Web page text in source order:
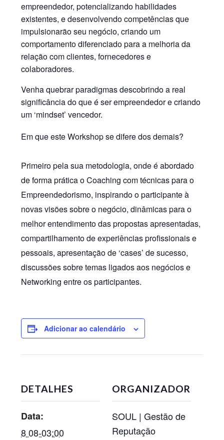
empreendedor, potencializando habilidades
existentes, e desenvolvendo competências que
impulsionarão seu negócio, criando um
comportamento diferenciado para a melhoria da
relação com clientes, fornecedores e
colaboradores.
Venha quebrar paradigmas descobrindo a real
significância do que é ser empreendedor e criando
um ‘mindset’ vencedor.
Em que este Workshop se difere dos demais?
Primeiro pela sua metodologia, onde é abordado
de forma prática o Coaching com técnicas para o
Empreendedorismo, inspirando o participante à
novas visões sobre o negócio, dinâmicas para o
melhor entendimento das propostas apresentadas,
compartilhamento de experiências profissionais e
pessoais, apresentação de ‘cases’ de sucesso,
discussões sobre temas ligados aos negócios e
Networking entre os participantes.
Adicionar ao calendário
DETALHES
Data:
8 08-03:00
ORGANIZADOR
SOUL | Gestão de
Reputação